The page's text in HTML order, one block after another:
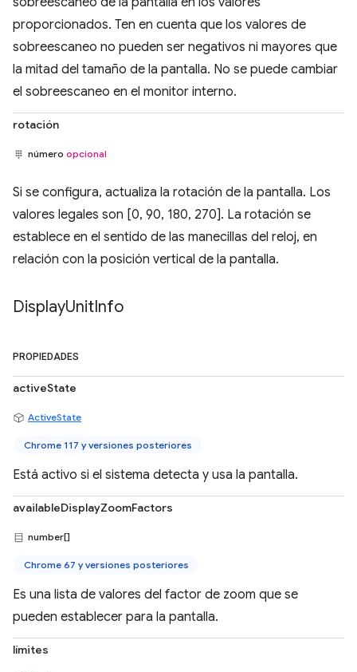
proporcionados. Ten en cuenta que los valores de
sobreescaneo no pueden ser negativos ni mayores que
la mitad del tamaño de la pantalla. No se puede cambiar
el sobreescaneo en el monitor interno.
rotación
número opcional
Si se configura, actualiza la rotación de la pantalla. Los
valores legales son [0, 90, 180, 270]. La rotación se
establece en el sentido de las manecillas del reloj, en
relación con la posición vertical de la pantalla.
DisplayUnitInfo
PROPIEDADES
activeState
ActiveState
Chrome 117 y versiones posteriores
Está activo si el sistema detecta y usa la pantalla.
availableDisplayZoomFactors
number[]
Chrome 67 y versiones posteriores
Es una lista de valores del factor de zoom que se
pueden establecer para la pantalla.
límites